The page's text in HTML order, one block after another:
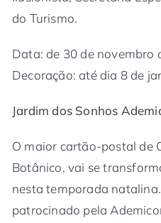
do Turismo.
Data: de 30 de novembro
Decoração: até dia 8 de
Jardim dos Sonhos
O maior cartão-postal de
Botânico, vai se
nesta temporada
patrocinado pela